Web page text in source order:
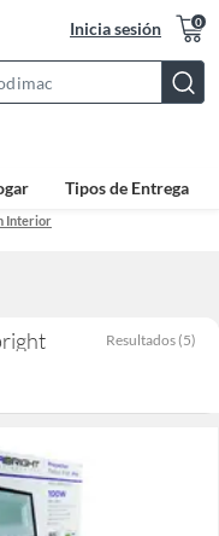
Inicia sesión 0
Bar
Tipos de Entrega
Interior
Resultados (5)